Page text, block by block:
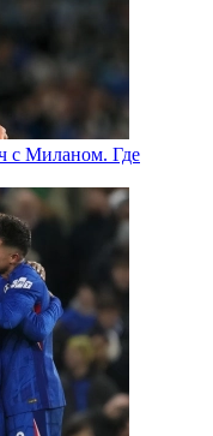
с Миланом. Где